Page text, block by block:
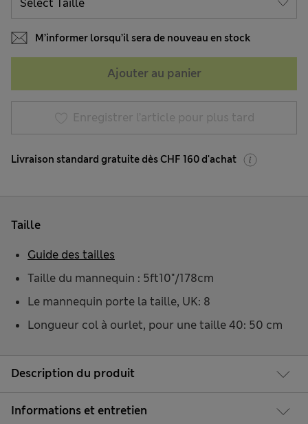
M’informer lorsqu’il sera de nouveau en stock
Ajouter au panier
Enregistrer l’article pour plus tard
Livraison standard gratuite dès CHF 160 d'achat
Description du produit
Informations et entretien
Taille
Taille du mannequin : 5ft10"/178cm
Le mannequin porte la taille, UK: 8
Longueur col à ourlet, pour une taille 40: 50 cm
Guide des tailles